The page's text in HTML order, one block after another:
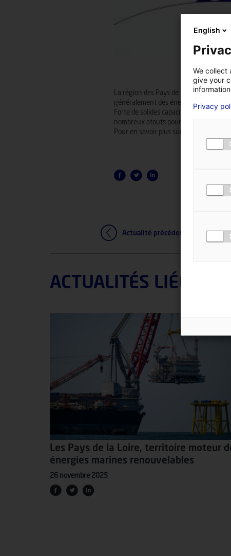
La région des Pays de la Loire
généralement des énergies marines
Forte de solides capacités
nombreux atouts pour accompagner
Pour en savoir plus sur la région
Actualité précédente
ACTUALITÉS LIÉES
Les Pays de la Loire, territoire moteur
énergies marines renouvelables
26 novembre 2025
English
We collect
give your
Privacy